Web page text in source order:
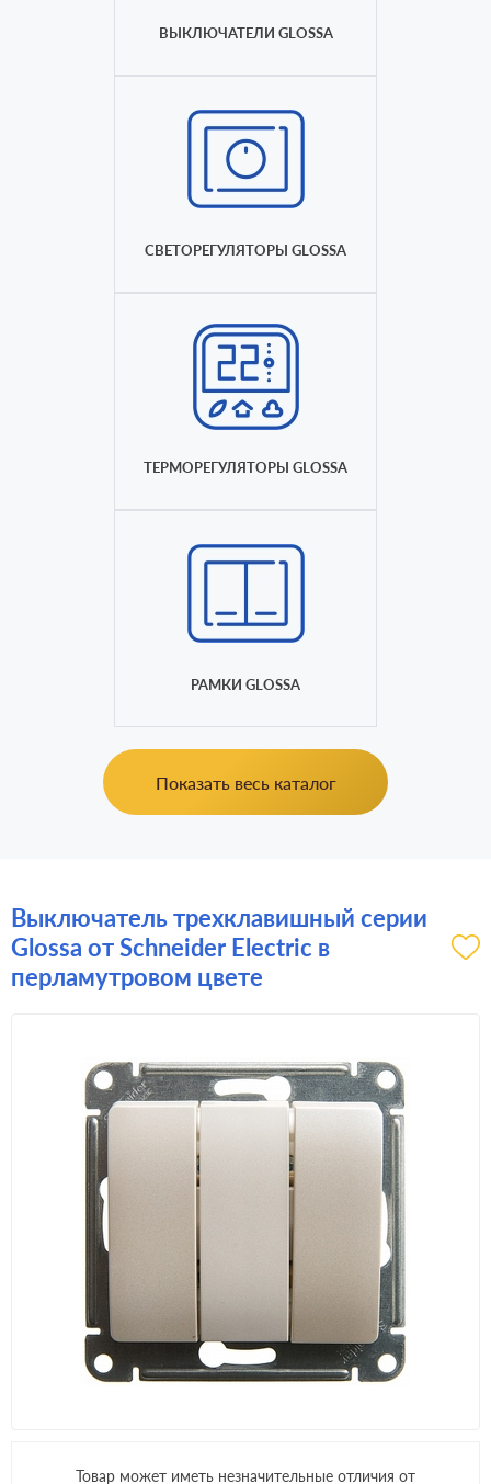
ВЫКЛЮЧАТЕЛИ GLOSSA
СВЕТОРЕГУЛЯТОРЫ GLOSSA
ТЕРМОРЕГУЛЯТОРЫ GLOSSA
РАМКИ GLOSSA
Показать весь каталог
Выключатель трехклавишный серии
Glossa от Schneider Electric в
перламутровом цвете
Товар может иметь незначительные отличия от